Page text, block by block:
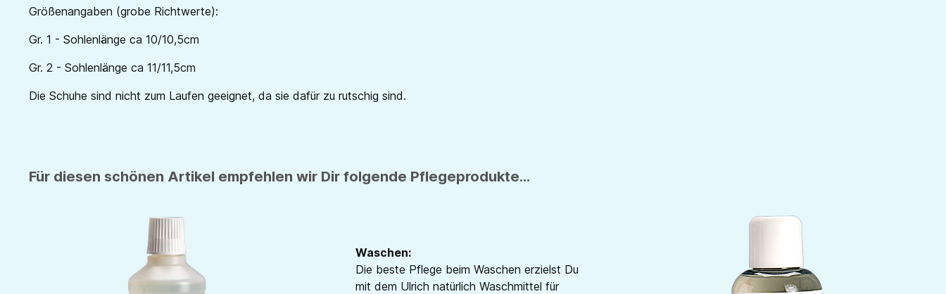
Größenangaben (grobe Richtwerte):
Gr. 1 - Sohlenlänge ca 10/10,5cm
Gr. 2 - Sohlenlänge ca 11/11,5cm
Die Schuhe sind nicht zum Laufen geeignet, da sie dafür zu rutschig sind.
Für diesen schönen Artikel empfehlen wir Dir folgende Pflegeprodukte...
Waschen:
Die beste Pflege beim Waschen erzielst Du
mit dem Ulrich natürlich Waschmittel für